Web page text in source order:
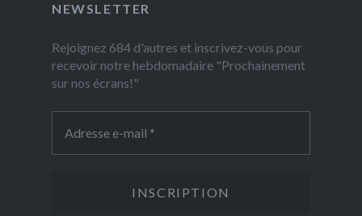
NEWSLETTER
Rejoignez 684 d'autres et inscrivez-vous pour
recevoir notre hebdomadaire "Prochainement
sur nos écrans!"